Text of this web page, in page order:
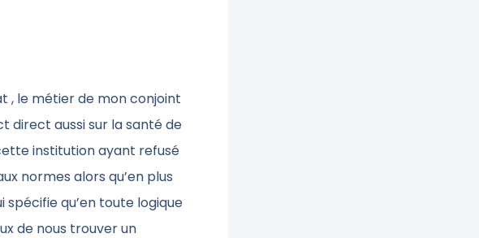
, le métier de mon conjoint
direct aussi sur la santé de
institution ayant refusé
normes alors qu’en plus
spécifie qu’en toute logique
de nous trouver un